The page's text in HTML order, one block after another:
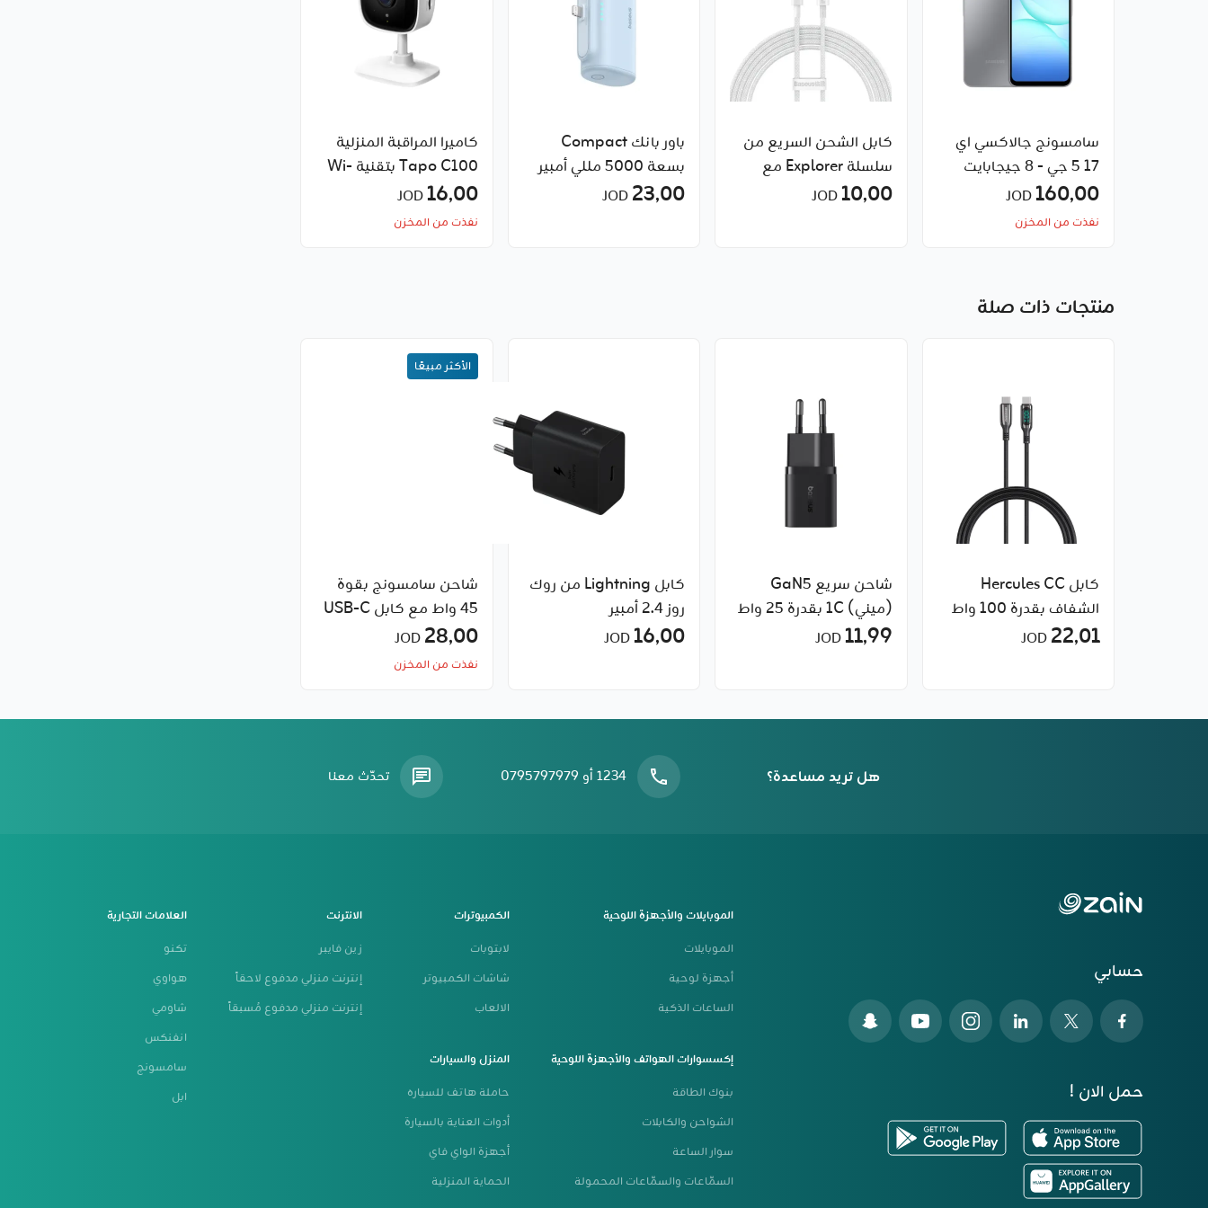
سامسونج جالاكسي اي
17 5 جي - 8 جيجابايت
160٫00
نفذت من المخزن
كابل الشحن السريع من
سلسلة Explorer مع
تحكم ذكي في درجة
10٫00JOD
باور بانك Compact
بسعة 5000 مللي أمبير
وقدرة 20 واط إصدار 23٫00
كاميرا المراقبة المنزلية
Tapo C100 بتقنية Wi-
Fi
16٫00JOD
نفذت من المخزن
منتجات ذات صلة
كابل Hercules CC
الشفاف بقدرة 100 واط
للشحن السريع مع شاشة
22٫01
شاحن سريع GaN5
(ميني) 1C بقدرة 25 واط
من Baseus
11٫99JOD
كابل Lightning من روك
روز 2.4 أمبير
16٫00JOD
الأكثر مبيعًا
شاحن سامسونج بقوة
45 واط مع كابل ‎USB-C
إلى USB-C بقدرة ‎ 5أمبير
28٫00 JOD
نفذت من المخزن
هل تريد مساعدة؟ 1234 أو 0795797979 تحدّث معنا
حسابي
حمل الان !
الموبايلات والأجهزة اللوحية
الموبايلات
أجهزة لوحية
الساعات الذكية
الكمبيوترات
لابتوبات
شاشات الكمبيوتر
الالعاب
الانترنت
زين فايبر
إنترنت منزلي مدفوع لاحقاً
إنترنت منزلي مدفوع مُسبقاً
العلامات التجارية
تكنو
هواوي
شاومي
انفنكس
سامسونج
ابل
إكسسوارات الهواتف والأجهزة اللوحية
بنوك الطاقة
الشواحن والكابلات
سوار الساعة
السمّاعات والسمّاعات المحمولة
المنزل والسيارات
حاملة هاتف للسياره
أدوات العناية بالسيارة
أجهزة الواي فاي
الحماية المنزلية